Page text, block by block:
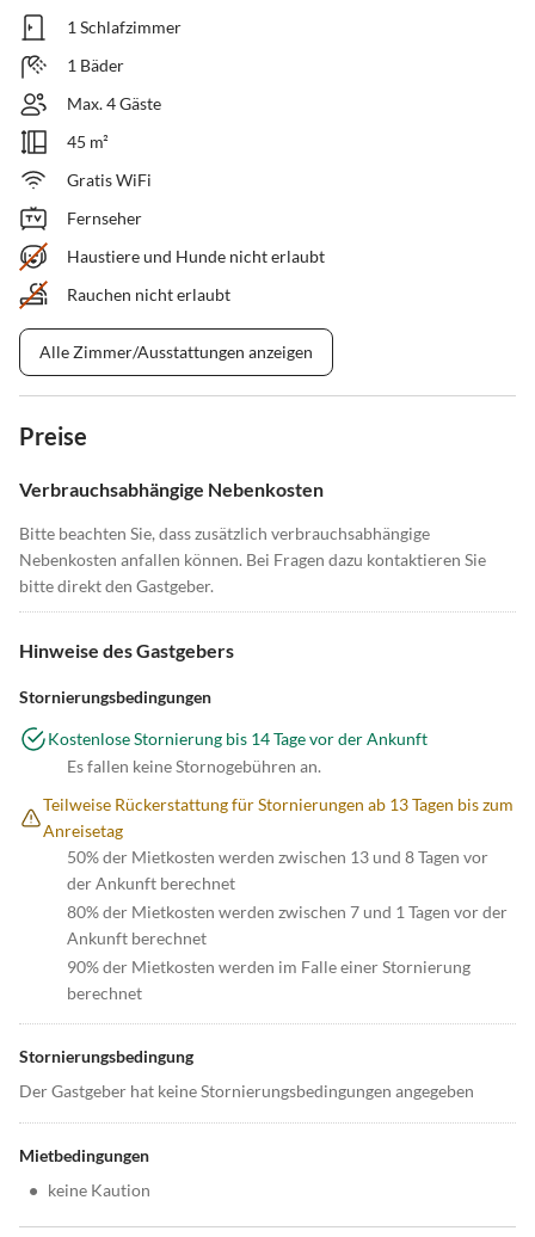
1 Schlafzimmer
1 Bäder
Max. 4 Gäste
45 m²
Gratis WiFi
Fernseher
Haustiere und Hunde nicht erlaubt
Rauchen nicht erlaubt
Alle Zimmer/Ausstattungen anzeigen
Preise
Verbrauchsabhängige Nebenkosten
Bitte beachten Sie, dass zusätzlich verbrauchsabhängige
Nebenkosten anfallen können. Bei Fragen dazu kontaktieren Sie
bitte direkt den Gastgeber.
Hinweise des Gastgebers
Stornierungsbedingungen
Kostenlose Stornierung bis 14 Tage vor der Ankunft
Es fallen keine Stornogebühren an.
Teilweise Rückerstattung für Stornierungen ab 13 Tagen bis zum
Anreisetag
50% der Mietkosten werden zwischen 13 und 8 Tagen vor
der Ankunft berechnet
80% der Mietkosten werden zwischen 7 und 1 Tagen vor der
Ankunft berechnet
90% der Mietkosten werden im Falle einer Stornierung
berechnet
Stornierungsbedingung
Der Gastgeber hat keine Stornierungsbedingungen angegeben
Mietbedingungen
• keine Kaution